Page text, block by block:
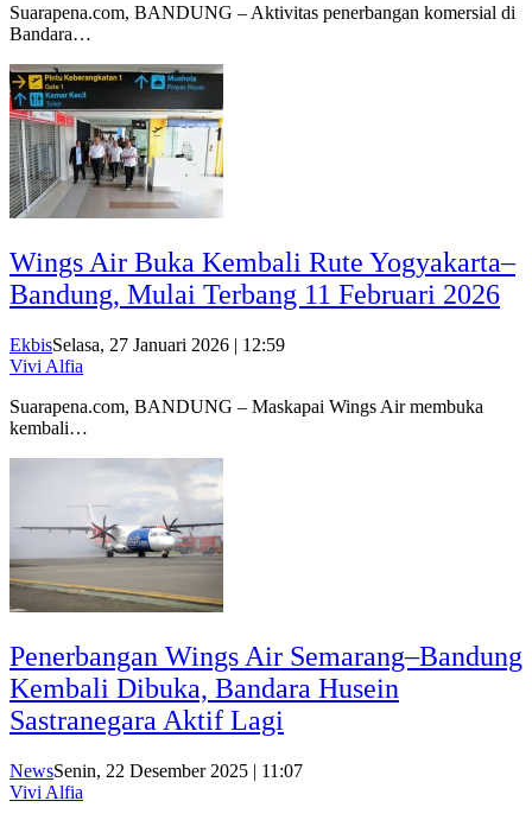
Suarapena.com, BANDUNG – Aktivitas penerbangan komersial di
Bandara…
Wings Air Buka Kembali Rute Yogyakarta–
Bandung, Mulai Terbang 11 Februari 2026
EkbisSelasa, 27 Januari 2026 | 12:59
Vivi Alfia
Suarapena.com, BANDUNG – Maskapai Wings Air membuka
kembali…
Penerbangan Wings Air Semarang–Bandung
Kembali Dibuka, Bandara Husein
Sastranegara Aktif Lagi
NewsSenin, 22 Desember 2025 | 11:07
Vivi Alfia